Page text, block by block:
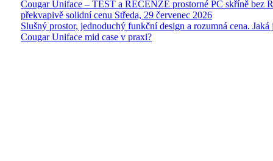
Cougar Uniface – TEST a RECENZE prostorné PC skříně bez
překvapivě solidní cenu Středa, 29 červenec 2026
Slušný prostor, jednoduchý funkční design a rozumná cena. Jaká
Cougar Uniface mid case v praxi?